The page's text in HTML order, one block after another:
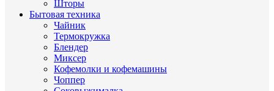
Шторы
Бытовая техника
Чайник
Термокружка
Блендер
Миксер
Кофемолки и кофемашины
Чоппер